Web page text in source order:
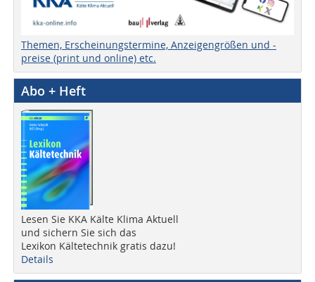
Themen, Erscheinungstermine, Anzeigengrößen und -
preise (print und online) etc.
Abo + Heft
Lesen Sie KKA Kälte Klima Aktuell
und sichern Sie sich das
Lexikon Kältetechnik gratis dazu!
Details